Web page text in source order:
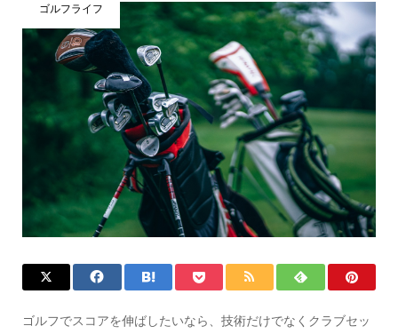
ゴルフライフ
ゴルフでスコアを伸ばしたいなら、技術だけでなくクラブセッ